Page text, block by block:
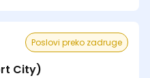
Poslovi preko zadruge
City)